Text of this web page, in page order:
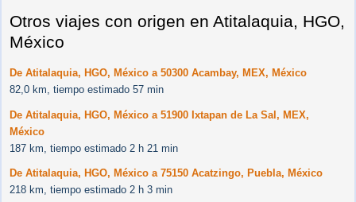
Otros viajes con origen en Atitalaquia, HGO,
México
De Atitalaquia, HGO, México a 50300 Acambay, MEX, México
82,0 km, tiempo estimado 57 min
De Atitalaquia, HGO, México a 51900 Ixtapan de La Sal, MEX,
México
187 km, tiempo estimado 2 h 21 min
De Atitalaquia, HGO, México a 75150 Acatzingo, Puebla, México
218 km, tiempo estimado 2 h 3 min